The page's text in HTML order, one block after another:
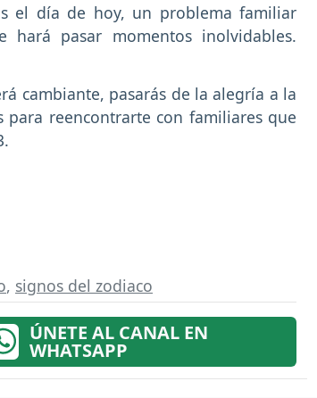
el día de hoy, un problema familiar
hará pasar momentos inolvidables.
cambiante, pasarás de la alegría a la
reencontrarte con familiares que
, signos del zodiaco
ÚNETE AL CANAL EN
WHATSAPP